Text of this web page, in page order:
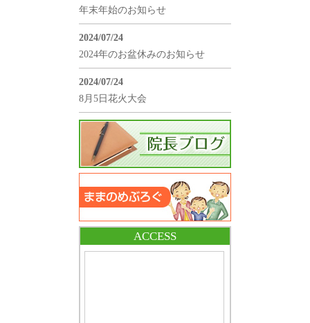
年末年始のお知らせ
2024/07/24
2024年のお盆休みのお知らせ
2024/07/24
8月5日花火大会
ACCESS